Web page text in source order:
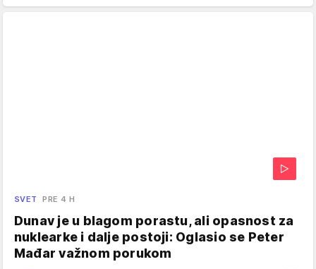
SVET PRE 4 H
Dunav je u blagom porastu, ali opasnost za
nuklearke i dalje postoji: Oglasio se Peter
Mađar važnom porukom